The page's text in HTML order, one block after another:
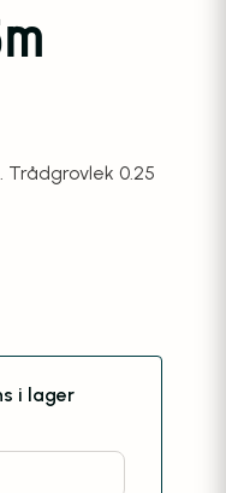
i lager
Trådgrovlek 0.25